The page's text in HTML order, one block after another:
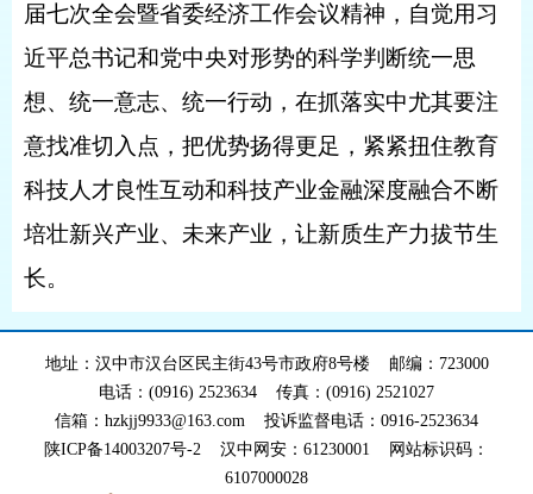
届七次全会暨省委经济工作会议精神，自觉用习
近平总书记和党中央对形势的科学判断统一思
想、统一意志、统一行动，在抓落实中尤其要注
意找准切入点，把优势扬得更足，紧紧扭住教育
科技人才良性互动和科技产业金融深度融合不断
培壮新兴产业、未来产业，让新质生产力拔节生
长。
地址：汉中市汉台区民主街43号市政府8号楼 邮编：723000
电话：(0916) 2523634 传真：(0916) 2521027
信箱：hzkjj9933@163.com 投诉监督电话：0916-2523634
陕ICP备14003207号-2 汉中网安：61230001 网站标识码：
6107000028